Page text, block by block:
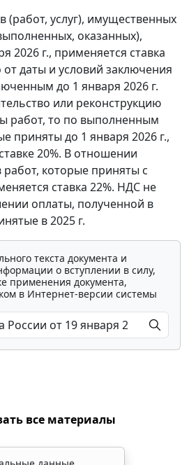
(работ, услуг), имущественных
оказанных),
2026 г., применяется ставка
даты и условий заключения
до 1 января 2026 г.
или реконструкцию
работ, то по выполненным
приняты до 1 января 2026 г.,
20%. В отношении
которые приняты с
ставка 22%. НДС не
оплаты, полученной в
в 2025 г.
текста документа и
о вступлении в силу,
применения документа,
в Интернет-версии системы
все материалы